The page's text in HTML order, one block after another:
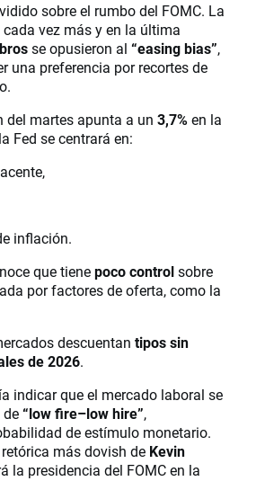
sobre el rumbo del FOMC. La
vez más y en la última
se opusieron al “easing bias”,
una preferencia por recortes de
del martes apunta a un 3,7%en la
Fed se centrará en:
inflación.
que tienepoco controlsobre
por factores de oferta, como la
descuentan tipos sin
de 2026.
indicar que el mercado laboral se
de“low fire–low hire”,
de estímulo monetario.
más dovish de Kevin
la presidencia del FOMC en la